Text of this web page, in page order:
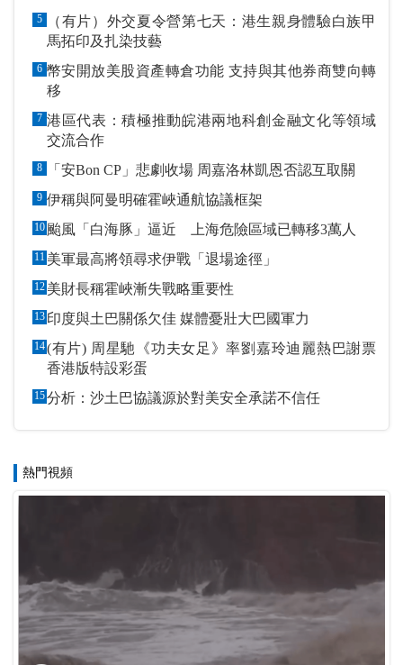
5
（有片）外交夏令營第七天：港生親身體驗白族甲
馬拓印及扎染技藝
6 幣安開放美股資產轉倉功能 支持與其他券商雙向轉
移
7 港區代表：積極推動皖港兩地科創金融文化等領域
交流合作
8 「安Bon CP」悲劇收場 周嘉洛林凱恩否認互取關
9 伊稱與阿曼明確霍峽通航協議框架
10 颱風「白海豚」逼近 上海危險區域已轉移3萬人
11 美軍最高將領尋求伊戰「退場途徑」
12 美財長稱霍峽漸失戰略重要性
13 印度與土巴關係欠佳 媒體憂壯大巴國軍力
14(有片) 周星馳《功夫女足》率劉嘉玲迪麗熱巴謝票
香港版特設彩蛋
15分析：沙土巴協議源於對美安全承諾不信任
熱門視頻